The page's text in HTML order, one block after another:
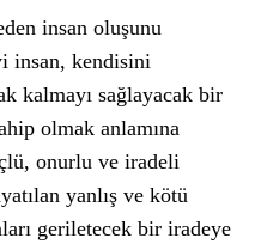
insan oluşunu
insan, kendisini
kalmayı sağlayacak bir
olmak anlamına
onurlu ve iradeli
yanlış ve kötü
geriletecek bir iradeye